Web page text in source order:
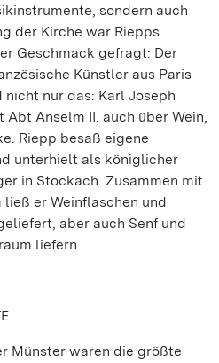
sondern auch
der Kirche war Riepps
Geschmack gefragt: Der
Künstler aus Paris
nicht nur das: Karl Joseph
Anselm II. auch über Wein,
Riepp besaß eigene
unterhielt als königlicher
in Stockach. Zusammen mit
er Weinflaschen und
aber auch Senf und
liefern.
Münster waren die größte